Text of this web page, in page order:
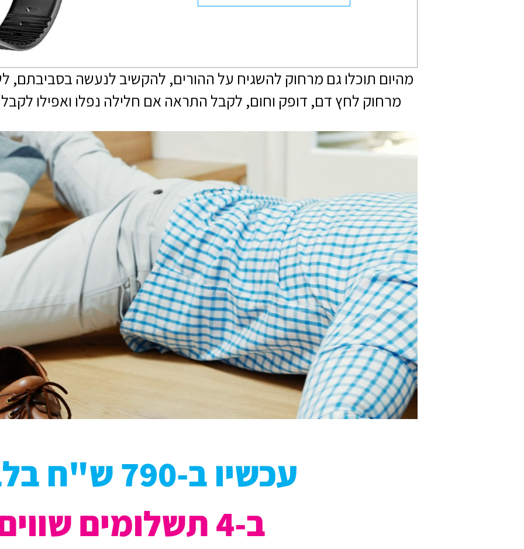
מהיום תוכלו גם מרחוק להשגיח על ההורים, להקשיב לנעשה בסביבתם,
מרחוק לחץ דם, דופק וחום, לקבל התראה אם חלילה נפלו ואפילו
עכשיו ב-790 ש"ח בלבד
ב-4 תשלומים שווים